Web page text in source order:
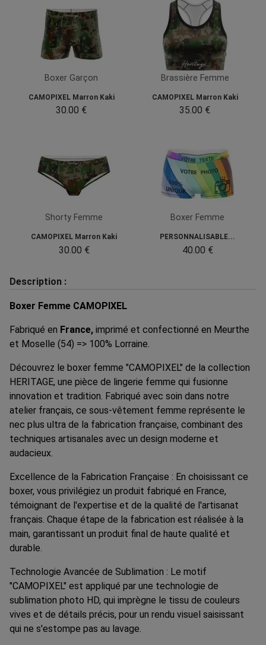
Boxer Garçon
CAMOPIXEL Marron Kaki
30.00 €
Brassière Femme
CAMOPIXEL Marron Kaki
35.00 €
Shorty Femme
CAMOPIXEL Marron Kaki
30.00 €
Boxer Femme
PERSONNALISABLE...
40.00 €
Description :
Boxer Femme CAMOPIXEL
Fabriqué en France, imprimé et confectionné en Meurthe
et Moselle (54) => 100% Lorraine.
Découvrez le boxer femme "CAMOPIXEL" de la collection
HERITAGE, une pièce de lingerie femme qui fusionne
innovation et tradition. Fabriqué avec soin dans notre
atelier français, ce sous-vêtement femme représente le
nec plus ultra de la fabrication française, combinant des
techniques artisanales avec un design moderne et
audacieux.
Excellence de la Fabrication Française : En choisissant ce
boxer, vous privilégiez un produit fabriqué en France,
témoignant de l'expertise et de la qualité de l'artisanat
français. Chaque étape de la fabrication est réalisée à la
main, garantissant un produit final de haute qualité et
durable.
Technologie Avancée de Sublimation : Le motif
"CAMOPIXEL" est appliqué par une technologie de
sublimation photo HD, qui imprègne le tissu de couleurs
vives et de détails précis, pour un rendu visuel saisissant
qui ne s'estompe pas au lavage.